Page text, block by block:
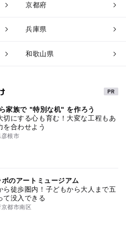
京都府
兵庫県
和歌山県
家族で "特別な机" を作ろう
切にする心も育む！大変な工程もあ
を合わせよう
根市
のアートミュージアム
ら徒歩圏内！子どもから大人まで五
て没入できる
都市南区